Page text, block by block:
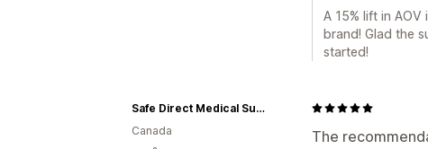
A 15% lift in
brand! Glad the
started!
The
Safe Direct Medical Supplies
Canada